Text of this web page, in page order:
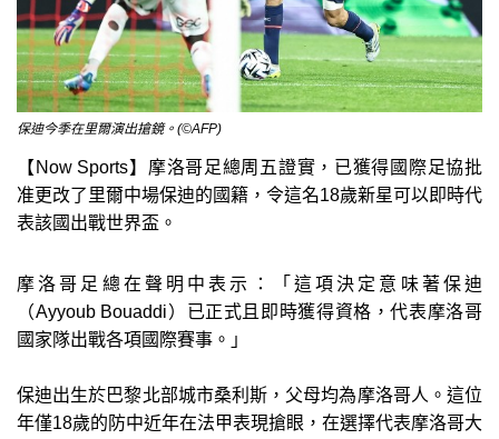
保迪今季在里爾演出搶鏡。(©AFP)
【Now Sports】摩洛哥足總周五證實，已獲得國際足協批
准更改了里爾中場保迪的國籍，令這名18歲新星可以即時代
表該國出戰世界盃。
摩洛哥足總在聲明中表示：「這項決定意味著保迪
（Ayyoub Bouaddi）已正式且即時獲得資格，代表摩洛哥
國家隊出戰各項國際賽事。」
保迪出生於巴黎北部城市桑利斯，父母均為摩洛哥人。這位
年僅18歲的防中近年在法甲表現搶眼，在選擇代表摩洛哥大